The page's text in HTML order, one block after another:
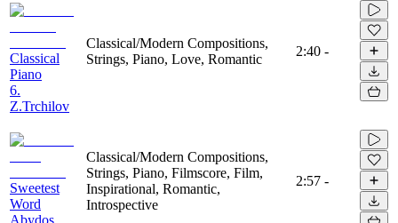
Classical
Piano
6.
Z.Trchilov
Classical/Modern Compositions,
Strings, Piano, Love, Romantic
2:40 -
Sweetest
Word
Abydos
Classical/Modern Compositions,
Strings, Piano, Filmscore, Film,
Inspirational, Romantic,
Introspective
2:57 -